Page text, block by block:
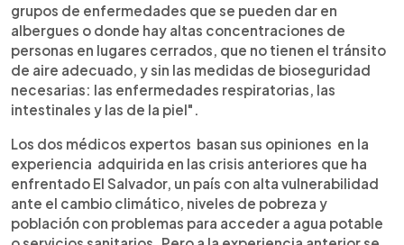
grupos de enfermedades que se pueden dar en
albergues o donde hay altas concentraciones de
personas en lugares cerrados, que no tienen el tránsito
de aire adecuado, y sin las medidas de bioseguridad
necesarias: las enfermedades respiratorias, las
intestinales y las de la piel".
Los dos médicos expertos basan sus opiniones en la
experiencia adquirida en las crisis anteriores que ha
enfrentado El Salvador, un país con alta vulnerabilidad
ante el cambio climático, niveles de pobreza y
población con problemas para acceder a agua potable